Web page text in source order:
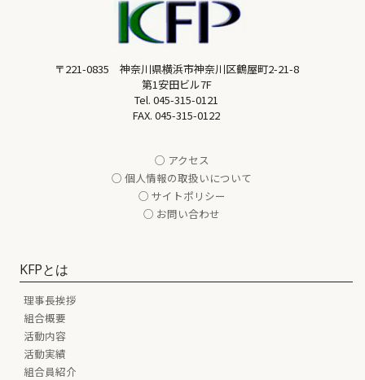
〒221-0835 神奈川県横浜市神奈川区鶴屋町2-21-8
第1安田ビル7F
Tel. 045-315-0121
FAX. 045-315-0122
○ アクセス
○ 個人情報の取扱いについて
○ サイトポリシー
○ お問い合わせ
KFPとは
理事長挨拶
組合概要
活動内容
活動実績
組合員紹介